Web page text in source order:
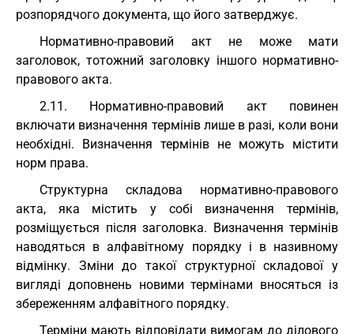
розпорядчого документа, що його затверджує.
Нормативно-правовий акт не може мати
заголовок, тотожний заголовку іншого нормативно-
правового акта.
2.11. Нормативно-правовий акт повинен
включати визначення термінів лише в разі, коли вони
необхідні. Визначення термінів не можуть містити
норм права.
Структурна складова нормативно-правового
акта, яка містить у собі визначення термінів,
розміщується після заголовка. Визначення термінів
наводяться в алфавітному порядку і в називному
відмінку. Зміни до такої структурної складової у
вигляді доповнень новими термінами вносяться із
збереженням алфавітного порядку.
Терміни мають відповідати вимогам до ділового